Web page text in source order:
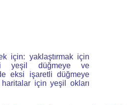
için: yaklaştırmak için
yeşil düğmeye ve
eksi işaretli düğmeye
haritalar için yeşil okları